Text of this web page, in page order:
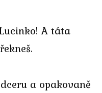
A táta
a opakovaně